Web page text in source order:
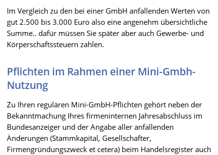
Im Vergleich zu den bei einer GmbH anfallenden Werten von
gut 2.500 bis 3.000 Euro also eine angenehm übersichtliche
Summe.. dafür müssen Sie später aber auch Gewerbe- und
Körperschaftssteuern zahlen.
Pflichten im Rahmen einer Mini-Gmbh-
Nutzung
Zu Ihren regulären Mini-GmbH-Pflichten gehört neben der
Bekanntmachung Ihres firmeninternen Jahresabschluss im
Bundesanzeiger und der Angabe aller anfallenden
Änderungen (Stammkapital, Gesellschafter,
Firmengründungszweck et cetera) beim Handelsregister auch